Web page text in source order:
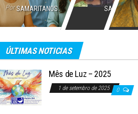
Por SAMARITANOS
ÚLTIMAS NOTICIAS
Mês de Luz – 2025
1 de setembro de 2025 0